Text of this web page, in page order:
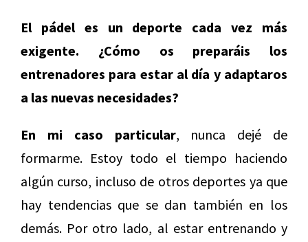
El pádel es un deporte cada vez más
exigente. ¿Cómo os preparáis los
entrenadores para estar al día y adaptaros
a las nuevas necesidades?
En mi caso particular, nunca dejé de
formarme. Estoy todo el tiempo haciendo
algún curso, incluso de otros deportes ya que
hay tendencias que se dan también en los
demás. Por otro lado, al estar entrenando y